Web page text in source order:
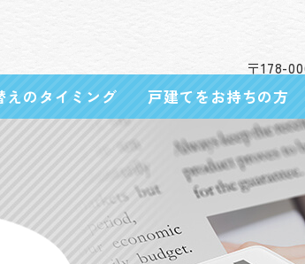
〒178-
えのタイミング 戸建てをお持ちの方